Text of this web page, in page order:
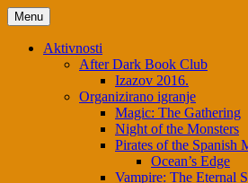
Menu
Aktivnosti
After Dark Book Club
Izazov 2016.
Organizirano igranje
Magic: The Gathering
Night of the Monsters
Pirates of the Spanish
Ocean’s Edge
Vampire: The Eternal